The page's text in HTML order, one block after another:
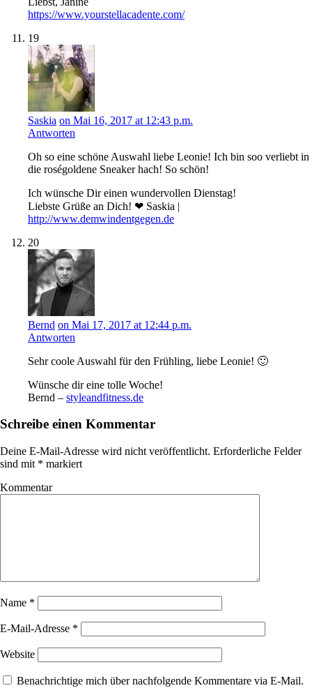
https://www.yourstellacadente.com/
19
Saskia on Mai 16, 2017 at 12:43 p.m.
Antworten
Oh so eine schöne Auswahl liebe Leonie! Ich bin soo verliebt in
die roségoldene Sneaker hach! So schön!
Ich wünsche Dir einen wundervollen Dienstag!
Liebste Grüße an Dich! ❤ Saskia |
http://www.demwindentgegen.de
20
Bernd on Mai 17, 2017 at 12:44 p.m.
Antworten
Sehr coole Auswahl für den Frühling, liebe Leonie! 🙂
Wünsche dir eine tolle Woche!
Bernd – styleandfitness.de
Schreibe einen Kommentar
Deine E-Mail-Adresse wird nicht veröffentlicht. Erforderliche Felder
sind mit * markiert
Kommentar
Name *
E-Mail-Adresse *
Website
Benachrichtige mich über nachfolgende Kommentare via E-Mail.